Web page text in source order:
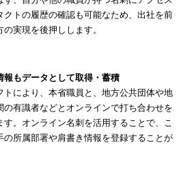
トの履歴の確認も可能なため、出社を前
実現を後押しします。
報もデータとして取得・蓄積
トにより、本省職員と、地方公共団体や地
有識者などとオンラインで打ち合わせを
。オンライン名刺を活用することで、こ
所属部署や肩書き情報を登録することが